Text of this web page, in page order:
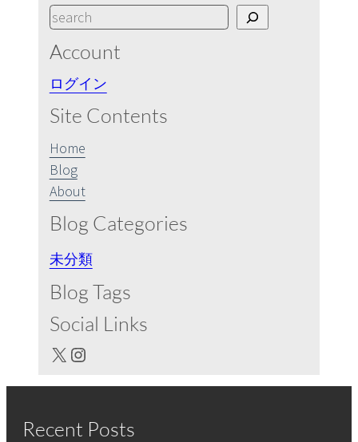
S
a
r
h
Account
ログイン
Site Contents
Home
Blog
About
Blog Categories
未分類
Blog Tags
Social Links
X Instagram
Recent Posts